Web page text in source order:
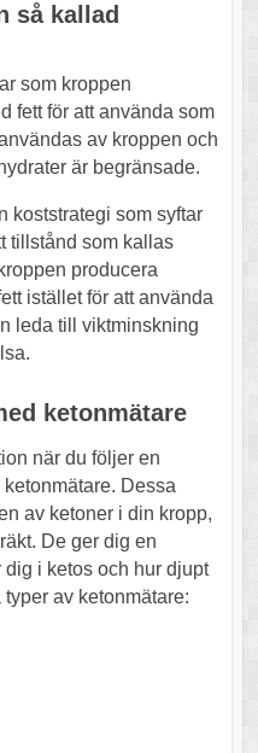
så kallad
som kroppen
fett för att använda som
av kroppen och
är begränsade.
koststrategi som syftar
tillstånd som kallas
producera
istället för att använda
leda till viktminskning
ketonmätare
när du följer en
Dessa
av ketoner i din kropp,
De ger dig en
i ketos och hur djupt
av ketonmätare: